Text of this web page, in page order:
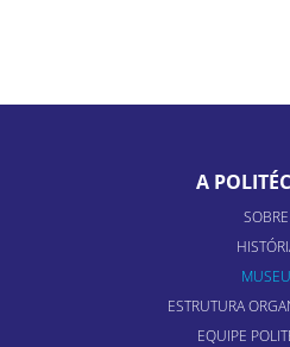
A
SOBRE
MUSEU
ESTRUTURA
EQUIPE